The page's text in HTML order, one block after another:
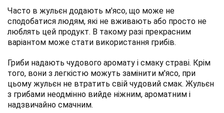
Часто в жульєн додають м'ясо, що може не
сподобатися людям, які не вживають або просто не
люблять цей продукт. В такому разі прекрасним
варіантом може стати використання грибів.
Гриби надають чудового аромату і смаку страві. Крім
того, вони з легкістю можуть замінити м'ясо, при
цьому жульєн не втратить свій чудовий смак. Жульєн
з грибами неодмінно вийде ніжним, ароматним і
надзвичайно смачним.